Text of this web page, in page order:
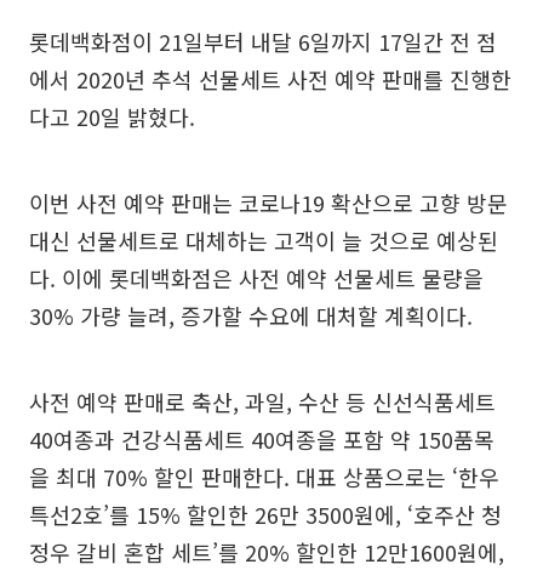
롯데백화점이 21일부터 내달 6일까지 17일간 전 점
에서 2020년 추석 선물세트 사전 예약 판매를 진행한
다고 20일 밝혔다.
이번 사전 예약 판매는 코로나19 확산으로 고향 방문
대신 선물세트로 대체하는 고객이 늘 것으로 예상된
다. 이에 롯데백화점은 사전 예약 선물세트 물량을
30% 가량 늘려, 증가할 수요에 대처할 계획이다.
사전 예약 판매로 축산, 과일, 수산 등 신선식품세트
40여종과 건강식품세트 40여종을 포함 약 150품목
을 최대 70% 할인 판매한다. 대표 상품으로는 ‘한우
특선2호’를 15% 할인한 26만 3500원에, ‘호주산 청
정우 갈비 혼합 세트’를 20% 할인한 12만1600원에,